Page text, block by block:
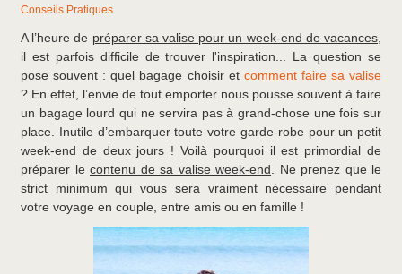
Conseils Pratiques
A l’heure de préparer sa valise pour un week-end de vacances
il est parfois difficile de trouver l'inspiration... La question se
pose souvent : quel bagage choisir et comment faire sa valise
? En effet, l’envie de tout emporter nous pousse souvent à faire
un bagage lourd qui ne servira pas à grand-chose une fois sur
place. Inutile d’embarquer toute votre garde-robe pour un petit
week-end de deux jours ! Voilà pourquoi il est primordial de
préparer le contenu de sa valise week-end . Ne prenez que le
strict minimum qui vous sera vraiment nécessaire pendant
votre voyage en couple, entre amis ou en famille !